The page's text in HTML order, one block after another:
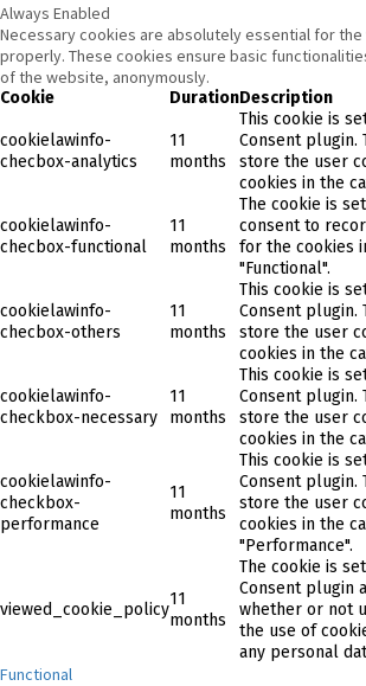
Always Enabled
Necessary cookies are absolutely essential for
properly. These cookies ensure basic
of the website, anonymously.
Cookie DurationDescription
cookielawinfo-
checbox-analytics
11
months
This cookie is
Consent plugin.
store the user
cookies in the
cookielawinfo-
checbox-functional
11
months
The cookie is
consent to
for the cookies
"Functional".
cookielawinfo-
checbox-others
11
months
This cookie is
Consent plugin.
store the user
cookies in the
cookielawinfo-
checkbox-necessary
11
months
This cookie is
Consent plugin.
store the user
cookies in the
cookielawinfo-
checkbox-
performance
11
months
This cookie is
Consent plugin.
store the user
cookies in the
"Performance".
viewed_cookie_policy
11
months
The cookie is
Consent plugin
whether or not
the use of
any personal
Functional